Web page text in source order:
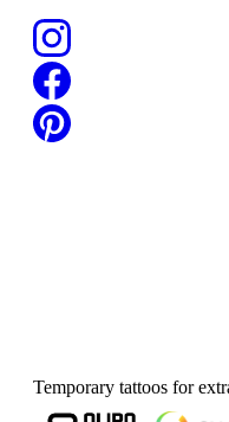
Temporary tattoos for